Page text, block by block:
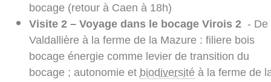
bocage (retour à Caen à 18h)
Visite 2 – Voyage dans le bocage Virois 2- De
Valdallière à la ferme de la Mazure : filiere bois
bocage énergie comme levier de transition du
bocage ; autonomie et biodiversitéà la ferme de